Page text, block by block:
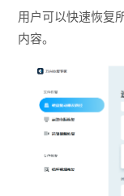
用户可以快速恢复
内容。